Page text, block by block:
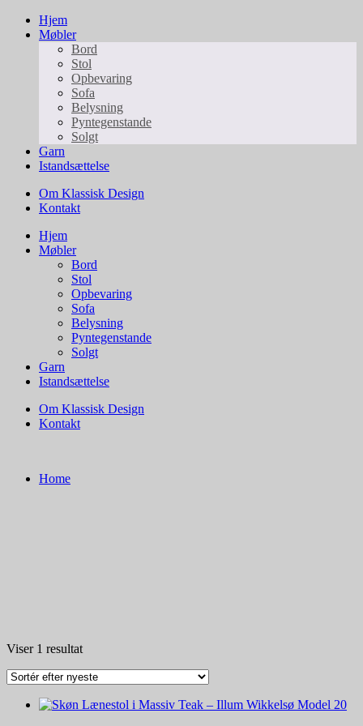
Hjem
Møbler
Bord
Stol
Opbevaring
Sofa
Belysning
Pyntegenstande
Solgt
Garn
Istandsættelse
Om Klassisk Design
Kontakt
Hjem
Møbler
Bord
Stol
Opbevaring
Sofa
Belysning
Pyntegenstande
Solgt
Garn
Istandsættelse
Om Klassisk Design
Kontakt
Home
Viser 1 resultat